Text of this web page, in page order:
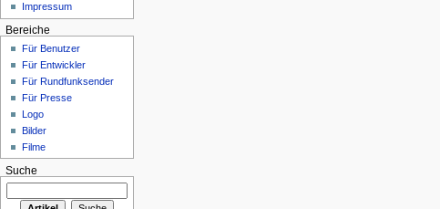
Impressum
Bereiche
Für Benutzer
Für Entwickler
Für Rundfunksender
Für Presse
Logo
Bilder
Filme
Suche